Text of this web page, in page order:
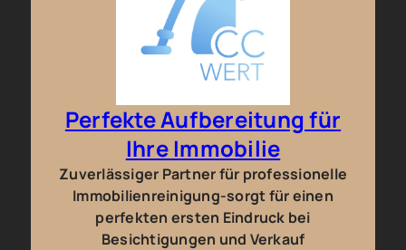
Perfekte Aufbereitung für
Ihre Immobilie
Zuverlässiger Partner für professionelle
Immobilienreinigung-sorgt für einen
perfekten ersten Eindruck bei
Besichtigungen und Verkauf